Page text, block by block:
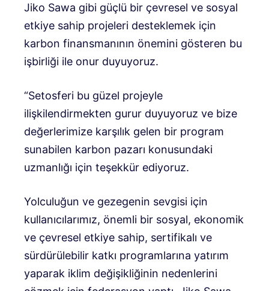
Jiko Sawa gibi güçlü bir çevresel ve sosyal
etkiye sahip projeleri desteklemek için
karbon finansmanının önemini gösteren bu
işbirliği ile onur duyuyoruz.
“Setosferi bu güzel projeyle
ilişkilendirmekten gurur duyuyoruz ve bize
değerlerimize karşılık gelen bir program
sunabilen karbon pazarı konusundaki
uzmanlığı için teşekkür ediyoruz.
Yolculuğun ve gezegenin sevgisi için
kullanıcılarımız, önemli bir sosyal, ekonomik
ve çevresel etkiye sahip, sertifikalı ve
sürdürülebilir katkı programlarına yatırım
yaparak iklim değişikliğinin nedenlerini